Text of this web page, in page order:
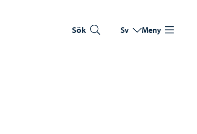
Sök Byt språk
Nuvarande språk:
Sv Meny